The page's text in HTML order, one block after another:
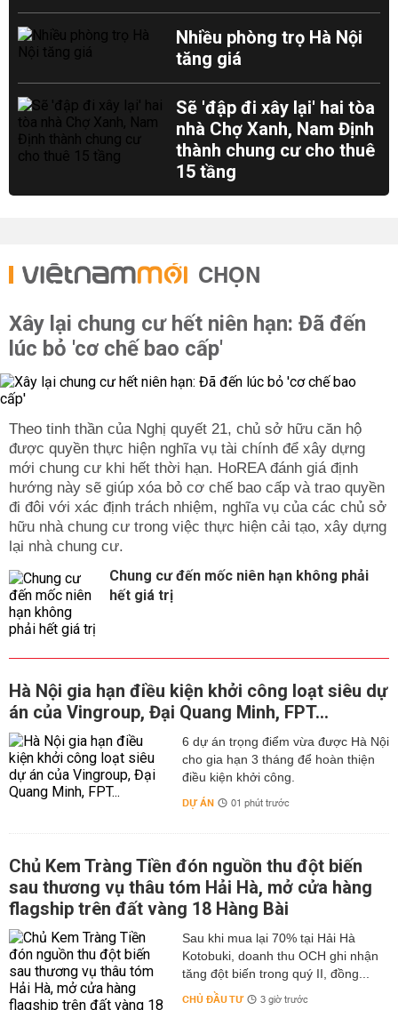
Nhiều phòng trọ Hà Nội
tăng giá
Sẽ 'đập đi xây lại' hai tòa
nhà Chợ Xanh, Nam Định
thành chung cư cho thuê
15 tầng
CHỌN
Xây lại chung cư hết niên hạn: Đã đến
lúc bỏ 'cơ chế bao cấp'
Theo tinh thần của Nghị quyết 21, chủ sở hữu căn hộ
được quyền thực hiện nghĩa vụ tài chính để xây dựng
mới chung cư khi hết thời hạn. HoREA đánh giá định
hướng này sẽ giúp xóa bỏ cơ chế bao cấp và trao quyền
đi đôi với xác định trách nhiệm, nghĩa vụ của các chủ sở
hữu nhà chung cư trong việc thực hiện cải tạo, xây dựng
lại nhà chung cư.
Chung cư đến mốc niên hạn không phải
hết giá trị
Hà Nội gia hạn điều kiện khởi công loạt siêu dự
án của Vingroup, Đại Quang Minh, FPT...
6 dự án trọng điểm vừa được Hà Nội
cho gia hạn 3 tháng để hoàn thiện
điều kiện khởi công.
DỰ ÁN 01 phút trước
Chủ Kem Tràng Tiền đón nguồn thu đột biến
sau thương vụ thâu tóm Hải Hà, mở cửa hàng
flagship trên đất vàng 18 Hàng Bài
Sau khi mua lại 70% tại Hải Hà
Kotobuki, doanh thu OCH ghi nhận
tăng đột biến trong quý II, đồng...
CHỦ ĐẦU TƯ 3 giờ trước